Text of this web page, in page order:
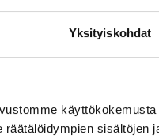
Yksityiskohdat
sisältöjen